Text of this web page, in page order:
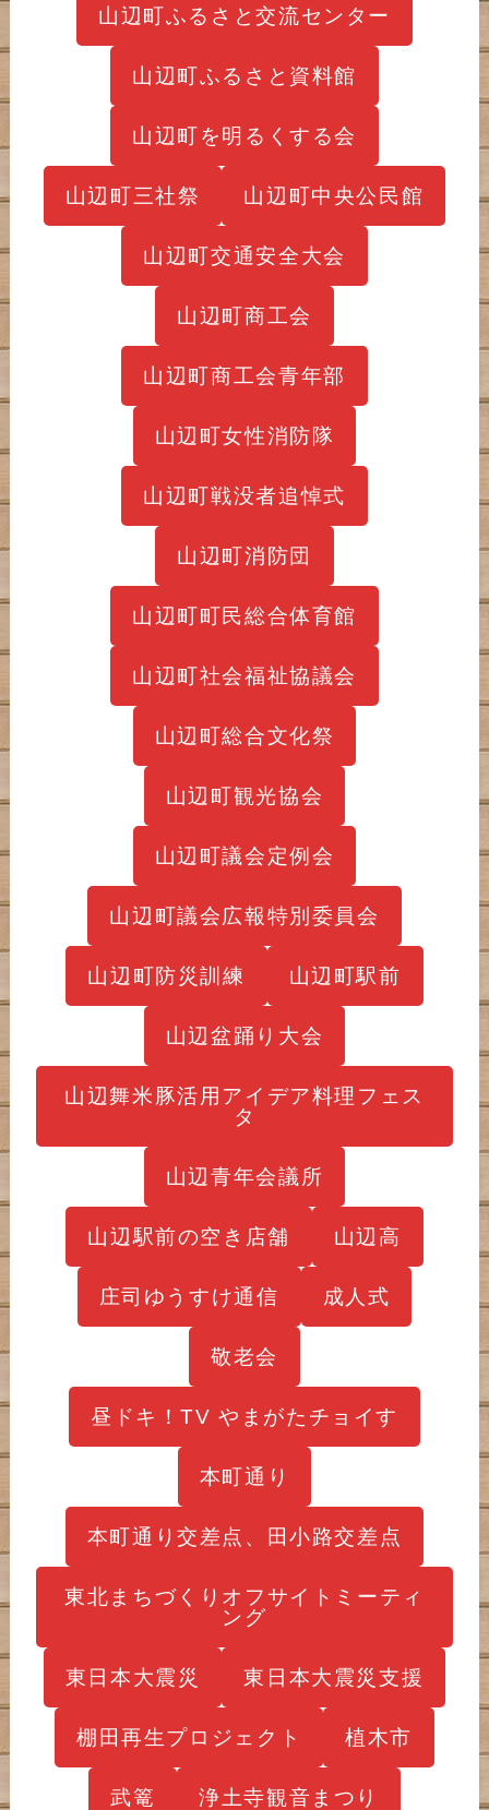
山辺町ふるさと交流センター
山辺町ふるさと資料館
山辺町を明るくする会
山辺町三社祭 山辺町中央公民館
山辺町交通安全大会
山辺町商工会
山辺町商工会青年部
山辺町女性消防隊
山辺町戦没者追悼式
山辺町消防団
山辺町町民総合体育館
山辺町社会福祉協議会
山辺町総合文化祭
山辺町観光協会
山辺町議会定例会
山辺町議会広報特別委員会
山辺町防災訓練 山辺町駅前
山辺盆踊り大会
山辺舞米豚活用アイデア料理フェス
タ
山辺青年会議所
山辺駅前の空き店舗 山辺高
庄司ゆうすけ通信 成人式
敬老会
昼ドキ！TV やまがたチョイす
本町通り
本町通り交差点、田小路交差点
東北まちづくりオフサイトミーティ
ング
東日本大震災 東日本大震災支援
棚田再生プロジェクト 植木市
武篭 浄土寺観音まつり